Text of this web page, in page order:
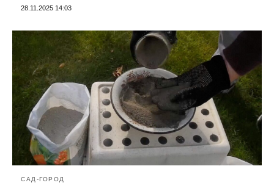
28.11.2025 14:03
САД-ГОРОД